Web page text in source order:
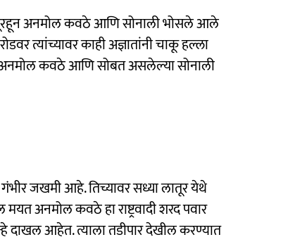
अनमोल कवठे आणि सोनाली भोसले आले
त्यांच्यावर काही अज्ञातांनी चाकू हल्ला
अनमोल कवठे आणि सोबत असलेल्या सोनाली
जखमी आहे. तिच्यावर सध्या लातूर येथे
अनमोल कवठे हा राष्ट्रवादी शरद पवार
दाखल आहेत. त्याला तडीपार देखील करण्यात